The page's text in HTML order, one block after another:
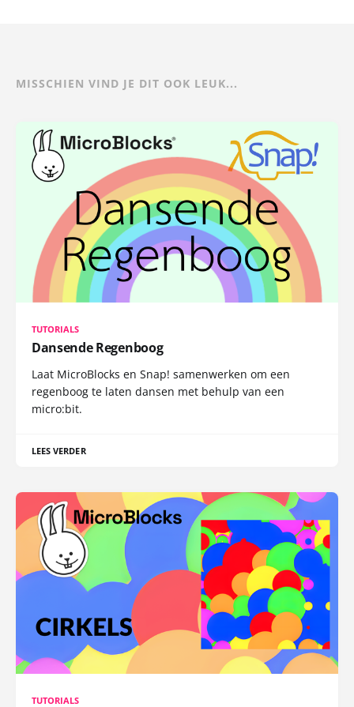
MISSCHIEN VIND JE DIT OOK LEUK...
TUTORIALS
Dansende Regenboog
Laat MicroBlocks en Snap! samenwerken om een
regenboog te laten dansen met behulp van een
micro:bit.
LEES VERDER
TUTORIALS